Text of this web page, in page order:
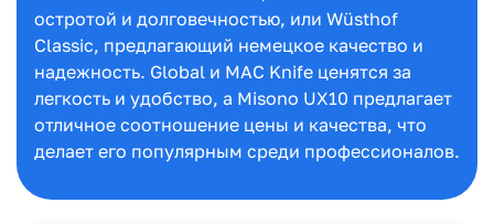
остротой и долговечностью, или Wüsthof
Classic, предлагающий немецкое качество и
надежность. Global и MAC Knife ценятся за
легкость и удобство, а Misono UX10 предлагает
отличное соотношение цены и качества, что
делает его популярным среди профессионалов.